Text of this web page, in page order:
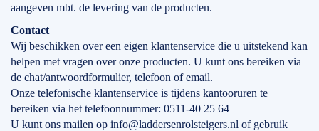
aangeven mbt. de levering van de producten.
Contact
Wij beschikken over een eigen klantenservice die u uitstekend kan
helpen met vragen over onze producten. U kunt ons bereiken via
de chat/antwoordformulier, telefoon of email.
Onze telefonische klantenservice is tijdens kantooruren te
bereiken via het telefoonnummer: 0511-40 25 64
U kunt ons mailen op info@laddersenrolsteigers.nl of gebruik